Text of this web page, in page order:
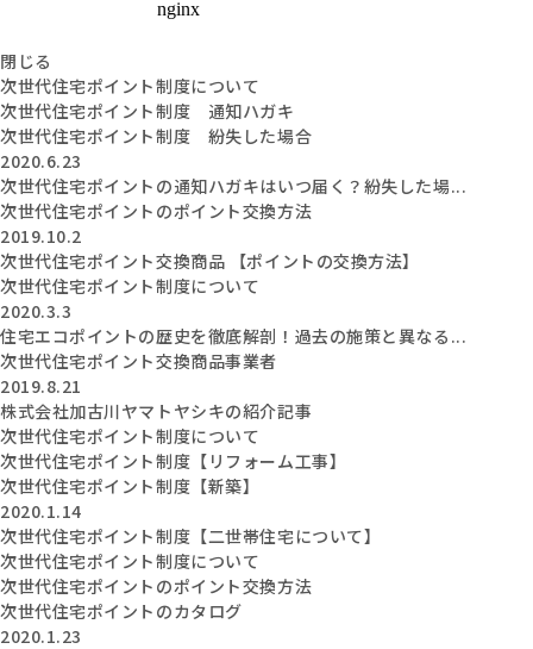
閉じる
次世代住宅ポイント制度について
次世代住宅ポイント制度 通知ハガキ
次世代住宅ポイント制度 紛失した場合
2020.6.23
次世代住宅ポイントの通知ハガキはいつ届く？紛失した場...
次世代住宅ポイントのポイント交換方法
2019.10.2
次世代住宅ポイント交換商品 【ポイントの交換方法】
次世代住宅ポイント制度について
2020.3.3
住宅エコポイントの歴史を徹底解剖！過去の施策と異なる...
次世代住宅ポイント交換商品事業者
2019.8.21
株式会社加古川ヤマトヤシキの紹介記事
次世代住宅ポイント制度について
次世代住宅ポイント制度【リフォーム工事】
次世代住宅ポイント制度【新築】
2020.1.14
次世代住宅ポイント制度【二世帯住宅について】
次世代住宅ポイント制度について
次世代住宅ポイントのポイント交換方法
次世代住宅ポイントのカタログ
2020.1.23